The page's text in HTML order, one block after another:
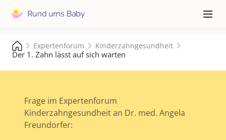
≡
Expertenforum Kinderzahngesundheit
Der 1. Zahn lässt auf sich warten
Frage im Expertenforum
Kinderzahngesundheit an Dr. med. Angela
Freundorfer: